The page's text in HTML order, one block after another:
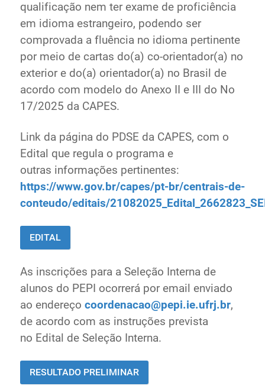
qualificação nem ter exame de proficiência
em idioma estrangeiro, podendo ser
comprovada a fluência no idioma pertinente
por meio de cartas do(a) co-orientador(a) no
exterior e do(a) orientador(a) no Brasil de
acordo com modelo do Anexo II e III do No
17/2025 da CAPES.
Link da página do PDSE da CAPES, com o
Edital que regula o programa e
outras informações pertinentes:
https://www.gov.br/capes/pt-br/centrais-de-
conteudo/editais/
EDITAL
As inscrições para a Seleção Interna de
alunos do PEPI ocorrerá por email enviado
ao endereço coordenacao@pepi.ie.ufrj.br,
de acordo com as instruções prevista
no Edital de Seleção Interna.
RESULTADO PRELIMINAR